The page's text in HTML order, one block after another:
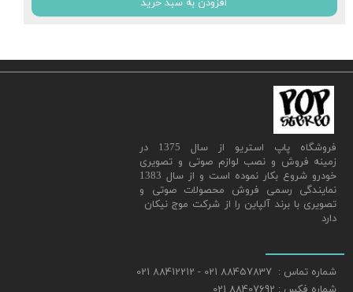
افزودن به سبد خرید
​فروشگاه پاپ استریو از سال 1375 در
زمینه فروش و نصب لوازم صوتی و تصویری
خودرو شروع بکار نموده است و از سال 1383
نمایندگی رسمی فروش محصولات صوتی و
تصویری با برند آلپاین را از شرکت موج نیکان
دارد
شماره تماس : 88457837 021 - 88412212 021